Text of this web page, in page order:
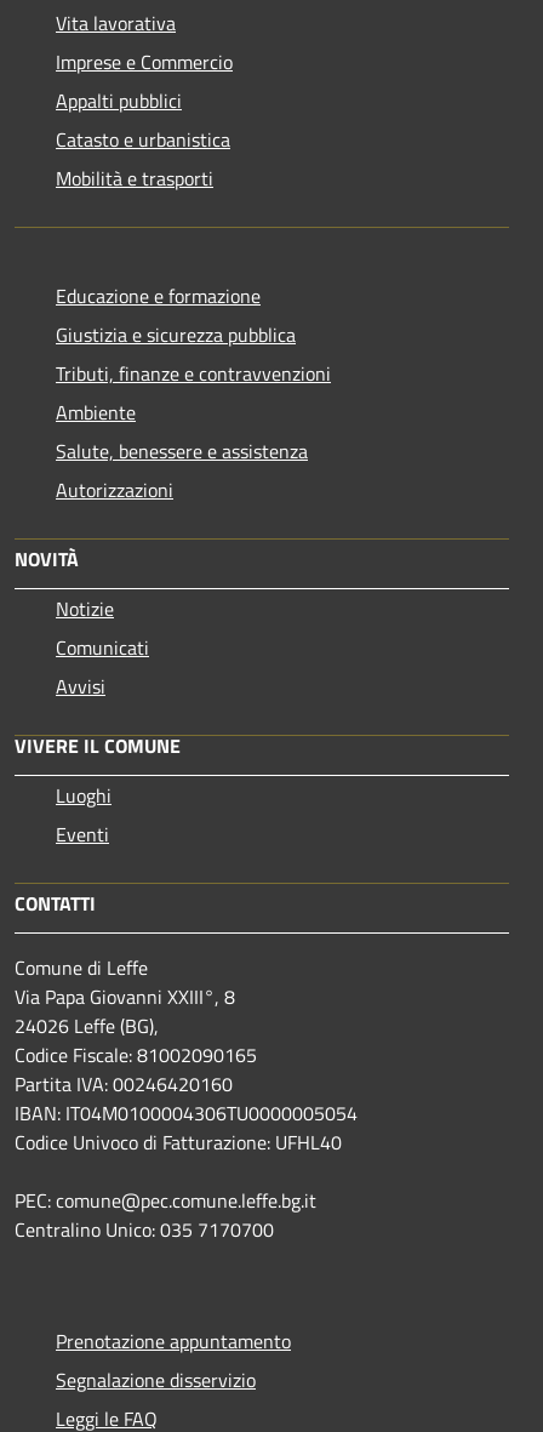
Vita lavorativa
Imprese e Commercio
Appalti pubblici
Catasto e urbanistica
Mobilità e trasporti
Educazione e formazione
Giustizia e sicurezza pubblica
Tributi, finanze e contravvenzioni
Ambiente
Salute, benessere e assistenza
Autorizzazioni
NOVITÀ
Notizie
Comunicati
Avvisi
VIVERE IL COMUNE
Luoghi
Eventi
CONTATTI
Comune di Leffe
Via Papa Giovanni XXIII°, 8
24026 Leffe (BG),
Codice Fiscale: 81002090165
Partita IVA: 00246420160
IBAN: IT04M0100004306TU0000005054
Codice Univoco di Fatturazione: UFHL40
PEC: comune@pec.comune.leffe.bg.it
Centralino Unico: 035 7170700
Prenotazione appuntamento
Segnalazione disservizio
Leggi le FAQ